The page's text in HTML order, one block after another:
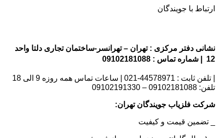
ارتباط با جویندگان
نشانی دفتر مرکزی : تهران – تهرانسر-ساختمان تجاری دلتا واحد
12 | شماره تماس : 09102181088
| تلفن ثابت : 44578971-021 | ساعات تماس همه روزه 9 الی 18
تلفن: 09102181088 – 09102191330
شرکت فلزیاب جویندگان تهران:
_ تضمین قیمت و کیفیت